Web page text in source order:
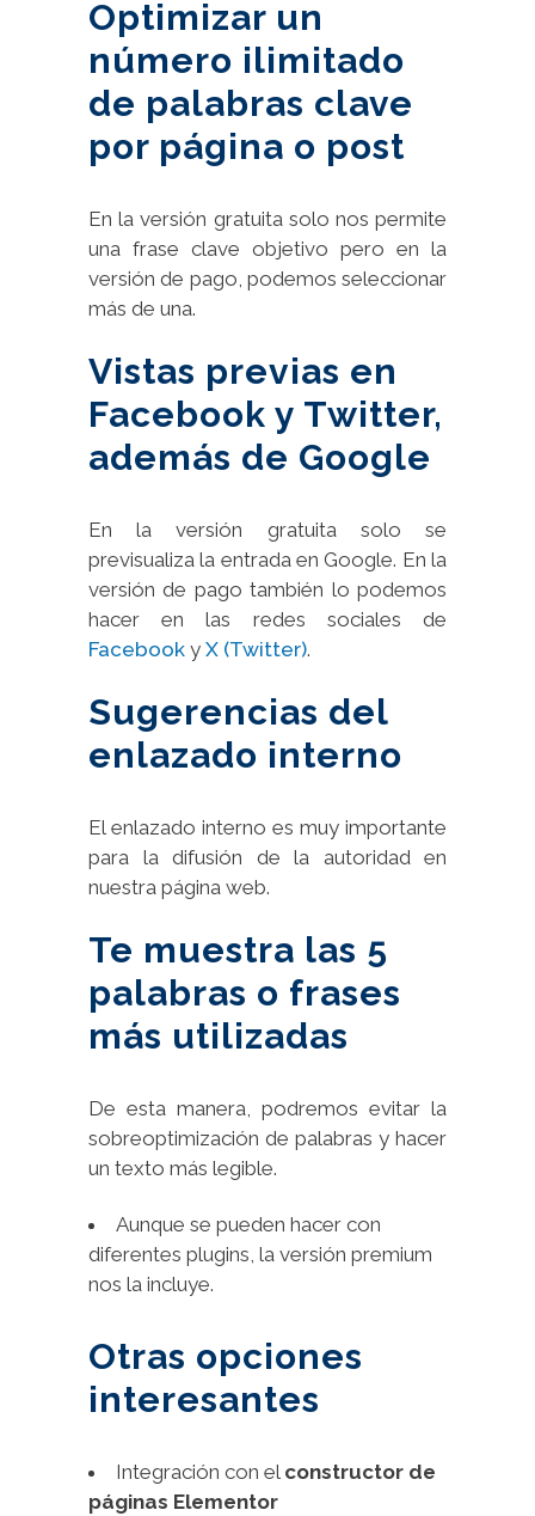
Optimizar un
número ilimitado
de palabras clave
por página o post
En la versión gratuita solo nos permite
una frase clave objetivo pero en la
versión de pago, podemos seleccionar
más de una.
Vistas previas en
Facebook y Twitter,
además de Google
En la versión gratuita solo se
previsualiza la entrada en Google. En la
versión de pago también lo podemos
hacer en las redes sociales de
Facebook y X (Twitter).
Sugerencias del
enlazado interno
El enlazado interno es muy importante
para la difusión de la autoridad en
nuestra página web.
Te muestra las 5
palabras o frases
más utilizadas
De esta manera, podremos evitar la
sobreoptimización de palabras y hacer
un texto más legible.
Aunque se pueden hacer con
diferentes plugins, la versión premium
nos la incluye.
Otras opciones
interesantes
Integración con el constructor de
páginas Elementor